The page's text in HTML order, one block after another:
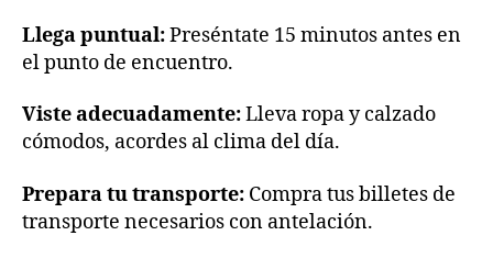
Llega puntual:Preséntate 15 minutos antes en
el punto de encuentro.
Viste adecuadamente:Lleva ropa y calzado
cómodos, acordes al clima del día.
Prepara tu transporte: Compra tus billetes de
transporte necesarios con antelación.